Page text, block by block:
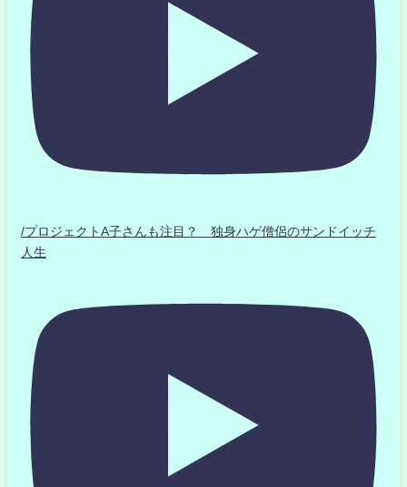
/プロジェクトA子さんも注目？ 独身ハゲ僧侶のサンドイッチ
人生